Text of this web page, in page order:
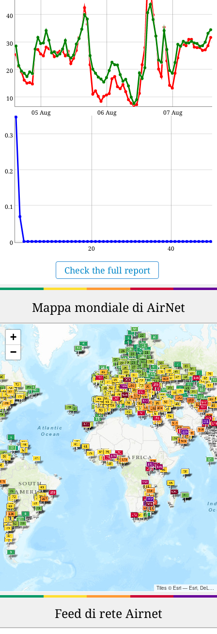
10
20
30
40
05 Aug 06 Aug 07 Aug
0
0.1
0.2
0.3
20 40
Check the full report
Mappa mondiale di AirNet
+
−
Tiles © Esri — Esri, DeLorme, NAVTEQ, TomTom, Intermap, iPC, USGS, FAO, NPS, NRCAN, GeoBase, Kadaster NL, Ordnance Survey, Esri Japan, METI, Esri China (Hong Kong), and the GIS User Community
Feed di rete Airnet